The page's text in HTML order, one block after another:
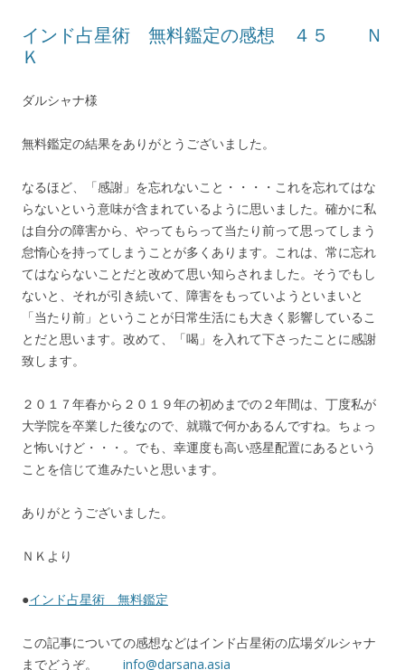
インド占星術 無料鑑定の感想 ４５ Ｎ
Ｋ
ダルシャナ様
無料鑑定の結果をありがとうございました。
なるほど、「感謝」を忘れないこと・・・・これを忘れてはな
らないという意味が含まれているように思いました。確かに私
は自分の障害から、やってもらって当たり前って思ってしまう
怠惰心を持ってしまうことが多くあります。これは、常に忘れ
てはならないことだと改めて思い知らされました。そうでもし
ないと、それが引き続いて、障害をもっていようといまいと
「当たり前」ということが日常生活にも大きく影響しているこ
とだと思います。改めて、「喝」を入れて下さったことに感謝
致します。
２０１７年春から２０１９年の初めまでの２年間は、丁度私が
大学院を卒業した後なので、就職で何かあるんですね。ちょっ
と怖いけど・・・。でも、幸運度も高い惑星配置にあるという
ことを信じて進みたいと思います。
ありがとうございました。
ＮＫより
●インド占星術 無料鑑定
この記事についての感想などはインド占星術の広場ダルシャナ
までどうぞ。 info@darsana.asia